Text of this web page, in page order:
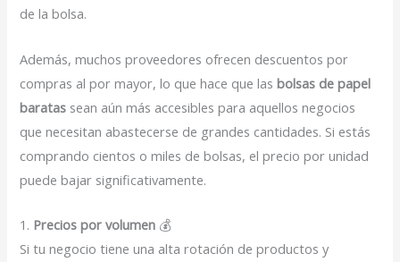
de la bolsa.
Además, muchos proveedores ofrecen descuentos por
compras al por mayor, lo que hace que lasbolsas de papel
baratas sean aún más accesibles para aquellos negocios
que necesitan abastecerse de grandes cantidades. Si estás
comprando cientos o miles de bolsas, el precio por unidad
puede bajar significativamente.
1. Precios por volumen 💰
Si tu negocio tiene una alta rotación de productos y